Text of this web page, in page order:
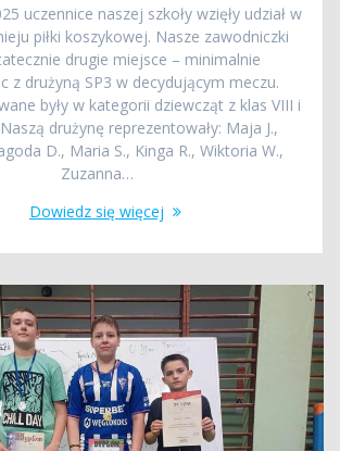
uczennice naszej szkoły wzięły udział w
piłki koszykowej. Nasze zawodniczki
drugie miejsce – minimalnie
z drużyną SP3 w decydującym meczu.
były w kategorii dziewcząt z klas VIII i
drużynę reprezentowały: Maja J.,
D., Maria S., Kinga R., Wiktoria W.,
Zuzanna…
Dowiedz się więcej